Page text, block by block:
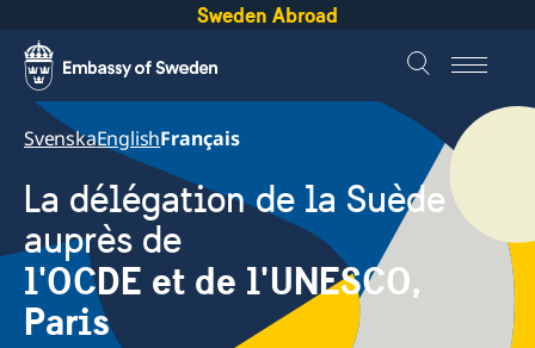
Sweden Abroad
SvenskaEnglishFrançais
La délégation de la Suède
auprès de
l'OCDE et de l'UNESCO,
Paris